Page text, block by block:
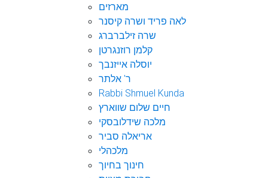
מארזים
לאה פריד ושרה קיסנר
שרה זילברברג
קלמן רוזנגרטן
יוסלה אייזנבך
ר' אלתר
Rabbi Shmuel Kunda
חיים שלום שווארץ
מלכה שידלובסקי
אריאלה סביר
מלכהלי
חינוך בחיוך